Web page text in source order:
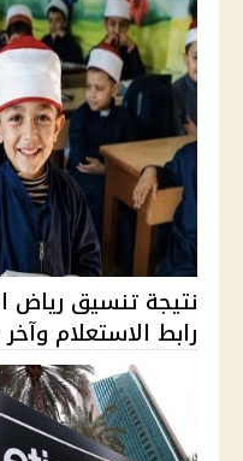
نتيجة تنسيق رياض
رابط الاستعلام